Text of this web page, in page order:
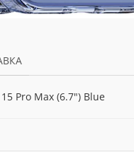
Pro Max (6.7") Blue